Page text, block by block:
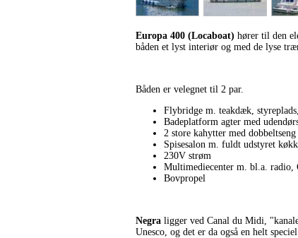
Europa 400 (Locaboat) hører til den
båden et lyst interiør og med de lyse
Båden er velegnet til 2 par.
Flybridge m. teakdæk,
Badeplatform agter med
2 store kahytter med
Spisesalon m. fuldt udstyret
230V strøm
Multimediecenter m. bl.a.
Bovpropel
Negra ligger ved Canal du Midi,
Unesco, og det er da også en helt